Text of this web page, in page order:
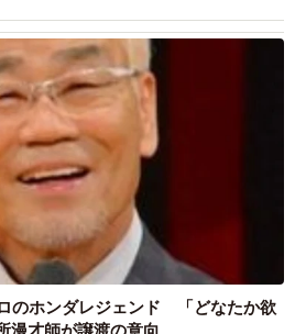
のホンダレジェンド 「どなたか欲